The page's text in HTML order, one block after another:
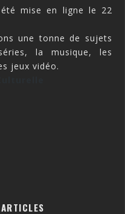
mise en ligne le 22
une tonne de sujets
la musique, les
jeux vidéo.